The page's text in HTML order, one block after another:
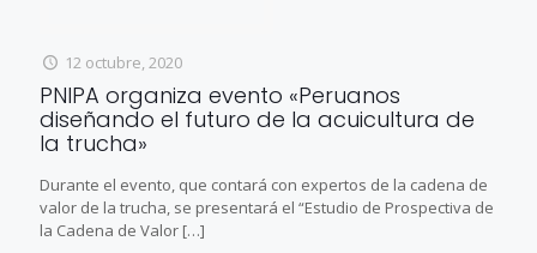
12 octubre, 2020
PNIPA organiza evento «Peruanos
diseñando el futuro de la acuicultura de
la trucha»
Durante el evento, que contará con expertos de la cadena de
valor de la trucha, se presentará el “Estudio de Prospectiva de
la Cadena de Valor […]